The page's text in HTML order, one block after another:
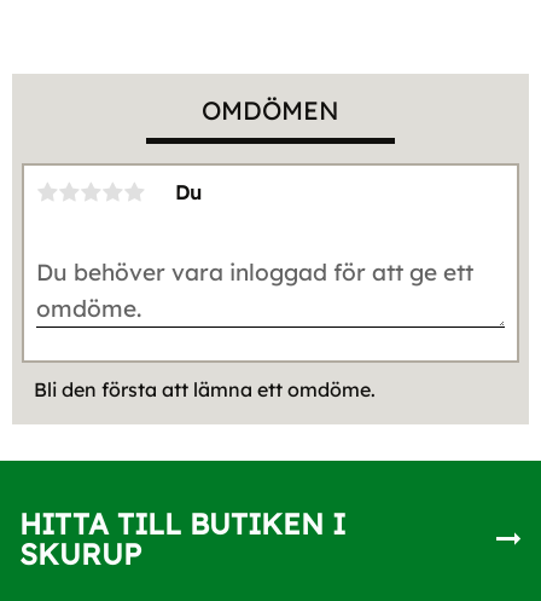
OMDÖMEN
Du
Bli den första att lämna ett omdöme.
HITTA TILL BUTIKEN I
SKURUP